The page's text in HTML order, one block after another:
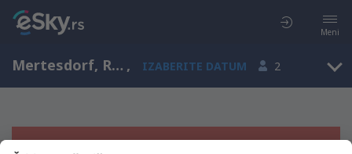
Meni
Mertesdorf, Rhineland-Palatinate, Nemačka , IZABERITE DATUM 2